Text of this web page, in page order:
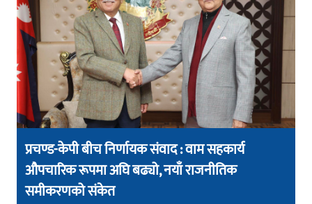
प्रचण्ड-केपी बीच निर्णायक संवाद : वाम सहकार्य
औपचारिक रूपमा अघि बढ्यो, नयाँ राजनीतिक
समीकरणको संकेत